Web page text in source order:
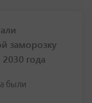
заморозку
года
были